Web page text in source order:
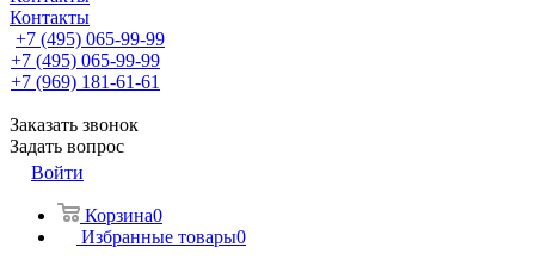
Контакты
+7 (495) 065-99-99
+7 (495) 065-99-99
+7 (969) 181-61-61
Заказать звонок
Задать вопрос
Войти
Корзина0
Избранные товары0